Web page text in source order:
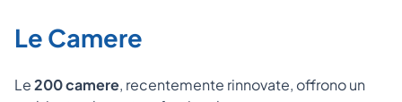
Le Camere
Le200 camere, recentemente rinnovate, offrono un